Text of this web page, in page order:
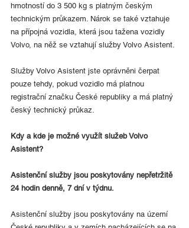
hmotností do 3 500 kg s platným českým
technickým průkazem. Nárok se také vztahuje
na přípojná vozidla, která jsou tažena vozidly
Volvo, na něž se vztahují služby Volvo Asistent.
Služby Volvo Asistent jste oprávněni čerpat
pouze tehdy, pokud vozidlo má platnou
registrační značku České republiky a má platný
český technický průkaz.
Kdy a kde je možné využít služeb Volvo
Asistent?
Asistenční služby jsou poskytovány nepřetržitě
24 hodin denně, 7 dní v týdnu.
Asistenční služby jsou poskytovány na území